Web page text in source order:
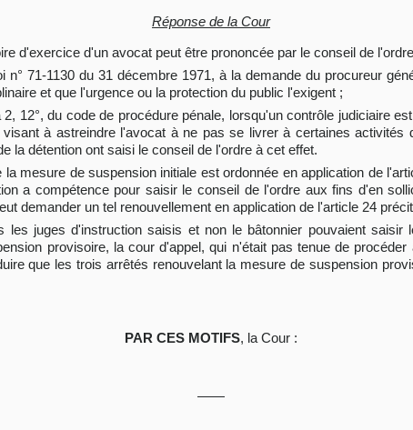
Réponse de la Cour
d'exercice d'un avocat peut être prononcée par le conseil de
n° 71-1130 du 31 décembre 1971, à la demande du procureur
et que l'urgence ou la protection du public l'exigent ;
12°, du code de procédure pénale, lorsqu'un contrôle judiciaire
à astreindre l'avocat à ne pas se livrer à certaines activités
la détention ont saisi le conseil de l'ordre à cet effet.
mesure de suspension initiale est ordonnée en application de
a compétence pour saisir le conseil de l'ordre aux fins d'en
demander un tel renouvellement en application de l'article 24
les juges d'instruction saisis et non le bâtonnier pouvaient saisir
provisoire, la cour d'appel, qui n'était pas tenue de
que les trois arrêtés renouvelant la mesure de suspension
PAR CES MOTIFS, la Cour :